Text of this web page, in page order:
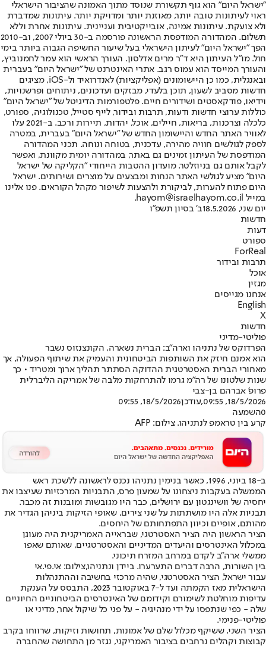
"ישראל היום" הוא גוף תקשורת שנוסד מתוך האמונה שהציבור הישראלי
ראוי לעיתונות טובה יותר, מאוזנת יותר ומדויקת יותר. עיתונות שמדברת
ולא צועקת. עיתונות אמינה, אובייקטיבית ועניינית. עיתונות אחרת וללא
תשלום. המהדורה המודפסת הראשונה פורסמה ב-30 ביולי 2007, וב-2010
הפך "ישראל היום" לעיתון הישראלי בעל שיעור החשיפה הגבוה ביותר בימי
חול. מו"ל העיתון היא ד"ר מרים אדלסון. העורך הראשי הוא עמר לחמנוביץ,
והעורך המייסד הוא עמוס רגב. אתרי האינטרנט של "ישראל היום" בעברית
ובאנגלית, כמו כן היישומונים (אפליקציות) לאנדרואיד ול-iOS, מציגים
חדשות מסביב לשעון, תוכן בלעדי, מבזקים ועדכונים, ניתוחים ופרשנויות,
וידיאו, פודקאסטים ושידורים חיים. פלטפורמות הדיגיטל של "ישראל היום"
כוללות ערוצי חדשות ודעות, תרבות ובידור, לייף סטייל, טכנולוגיה, ספורט,
כלכלה וצרכנות, בריאות, חיילים, אוכל, יהדות, תיירות ורכב. ב-2021 עלו
לאוויר האתר החדש והיישומון החדש של "ישראל היום" בעברית, במטרה
לספק לגולשים חוויה מהירה, עדכנית, בטוחה ונוחה. תכני המהדורה
המודפסת של העיתון זמינים גם באתר, במהדורה יומית מקוונת, ואפשר
לקבל אותם גם בניוזלטר. מועדון ההטבות הייחודי "הקליקה של ישראל
היום" מציע לגולשי האתר הנחות ומבצעים על מוצרים ושירותים. ישראל
היום פתוח להערות, לביקורת ולהצעות לשיפור מקהל הקוראים. פנו אלינו
במייל hayom@israelhayom.co.il.
יום שני, 18.5.2026
ב' בסיון תשפ"ו
חדשות
דעות
ספורט
ForReal
תרבות ובידור
אוכל
מגזין
אנחנו מגייסים
English
X
חדשות
פוליטי-מדיני
הפרדוקס של נתניהו וארה"ב: הברית נשארה, הקונצנזוס נשבר
הוא אמנם חיזק את השותפות הביטחונית והעמיק את שיתוף הפעולה, אך
מאחורי הברית האסטרטגית ההדוקה הסתתר תהליך ארוך ומטריד • כך
שנות שלטונו של רה"מ גרמו להתרחקות מלבה של אמריקה הליברלית
פרופ' אברהם בן-צבי
18/5/2026, 09:55
,עודכן18/5/2026, 09:55
0השמעה
קרע בין טראמפ לנתניהו. צילום: AFP
ב-18 ביוני, 1996, כאשר בנימין נתניהו נכנס לראשונה ללשכת ראש
הממשלה בעקבות ניצחונו על שמעון פרס, התבניות המרכזיות שעיצבו את
יחסיה של וושינגטון עם ירושלים, כבר היו מגובשות ומובנות זה מכבר.
תבניות אלה היו מושתתות על שני צירים, שאופי הזיקות ביניהן הגדיר את
מהותם, אופיים וכיוון התפתחותם של היחסים.
הציר הראשון היה הציר האסטרטגי, שבראייה האמריקנית היה מעוגן
במכלול האינטרסים והיעדים המדיניים והאסטרטגיים, שאותם שאפו
ממשלי ארה״ב לקדם במרחב המזרח תיכוני.
בין השורות, הרבה דברים התערערו. ביידן ונתניהו,צילום: אי.פי.אי
עבור ישראל, הציר האסטרטגי, שהיה מרכזי בחשיבה וההתנהלות
הישראלית מאז הקמתה ועד ל-7 באוקטובר 2023, התבסס על הענקת
עדיפות מוחלטת לשימורם וקידומם של האינטרסים הביטחוניים החיוניים
שלה - כפי שנתפסו על ידי מנהיגיה - על פני כל שיקול אחר, מדיני או
פוליטי-פנימי.
הציר השני, ששיקף מכלול שלם של אמונות, תחושות וזיקות, שרווחו בקרב
קבוצות וקהלים נרחבים בציבור האמריקני, נגזר מן התחושה שהחברה